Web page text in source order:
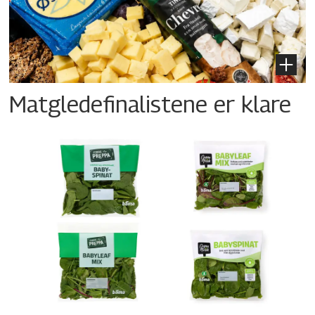
Matgledefinalistene er klare